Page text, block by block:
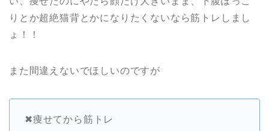
りとか超絶猫背とかになりたくないなら筋トレしまし
ょ！！
また間違えないでほしいのですが
✖痩せてから筋トレ